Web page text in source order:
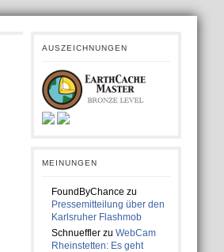
AUSZEICHNUNGEN
MEINUNGEN
FoundByChance zu
Pressemitteilung über den
Karlsruher Flashmob
Schnuefflerzu WebCam
Rheinstetten: Es geht